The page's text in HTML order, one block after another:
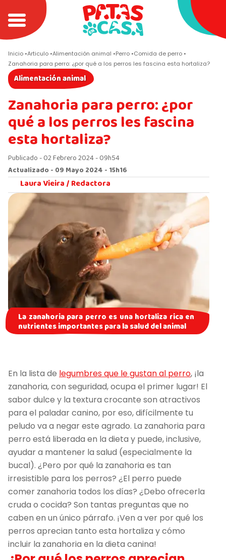
Inicio Articulo Alimentación animal Perro Comida de perro
Zanahoria para perro: ¿por qué a los perros les fascina esta hortaliza?
Alimentación animal
Zanahoria para perro: ¿por
qué a los perros les fascina
esta hortaliza?
Publicado - 02 Febrero 2024 - 09h54
Actualizado - 09 Mayo 2024 - 15h16
Laura Vieira /Redactora
La zanahoria para perro es una hortaliza rica en
nutrientes importantes para la salud del animal
En la lista de legumbres que le gustan al perro, ¡la
zanahoria, con seguridad, ocupa el primer lugar! El
sabor dulce y la textura crocante son atractivos
para el paladar canino, por eso, difícilmente tu
peludo va a negar este agrado. La zanahoria para
perro está liberada en la dieta y puede, inclusive,
ayudar a mantener la salud (especialmente la
bucal). ¿Pero por qué la zanahoria es tan
irresistible para los perros? ¿El perro puede
comer zanahoria todos los días? ¿Debo ofrecerla
cruda o cocida? Son tantas preguntas que no
caben en un único párrafo. ¡Ven a ver por qué los
perros aprecian tanto esta hortaliza y cómo
incluir la zanahoria en la dieta canina!